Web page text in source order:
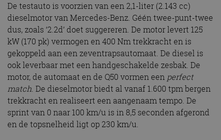
De testauto is voorzien van een 2,1-liter (2.143 cc)
dieselmotor van Mercedes-Benz. Géén twee-punt-twee
dus, zoals ‘2.2d’ doet suggereren. De motor levert 125
kW (170 pk) vermogen en 400 Nm trekkracht en is
gekoppeld aan een zeventrapsautomaat. De diesel is
ook leverbaar met een handgeschakelde zesbak. De
motor, de automaat en de Q50 vormen een perfect
match. De dieselmotor biedt al vanaf 1.600 tpm bergen
trekkracht en realiseert een aangenaam tempo. De
sprint van 0 naar 100 km/u is in 8,5 seconden afgerond
en de topsnelheid ligt op 230 km/u.